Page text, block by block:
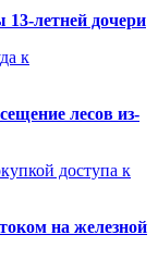
13-летней дочери
к
лесов из-
доступа к
на железной